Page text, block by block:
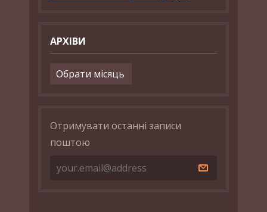
АРХІВИ
Архіви
Отримувати останні записи
поштою